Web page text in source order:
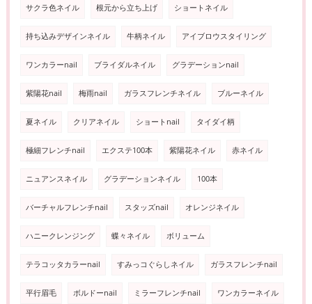
サクラ色ネイル 根元から立ち上げ ショートネイル
持ち込みデザインネイル 牛柄ネイル アイブロウスタイリング
ワンカラーnail ブライダルネイル グラデーションnail
紫陽花nail 梅雨nail ガラスフレンチネイル ブルーネイル
夏ネイル クリアネイル ショートnail タイダイ柄
極細フレンチnail エクステ100本 紫陽花ネイル 赤ネイル
ニュアンスネイル グラデーションネイル 100本
バーチャルフレンチnail スタッズnail オレンジネイル
ハニークレンジング 蝶々ネイル ボリューム
テラコッタカラーnail すみっコぐらしネイル ガラスフレンチnail
平行眉毛 ボルドーnail ミラーフレンチnail ワンカラーネイル